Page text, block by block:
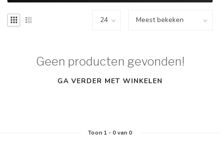
Geen producten gevonden!
GA VERDER MET WINKELEN
Toon 1- 0van 0